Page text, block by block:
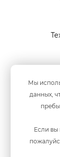
Мы
данных,
Если вы